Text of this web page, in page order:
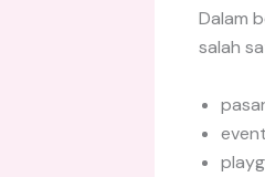
Dalam
salah